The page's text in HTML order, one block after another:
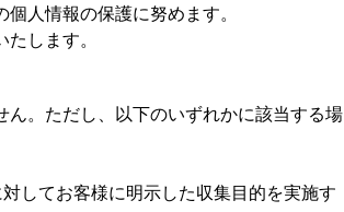
人情報の保護に努めます。
します。
。ただし、以下のいずれかに該当する場
してお客様に明示した収集目的を実施す